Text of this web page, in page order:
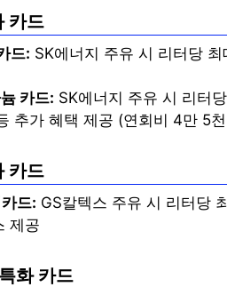
카드
드: SK에너지 주유 시 리터당
카드: SK에너지 주유 시 리터
추가 혜택 제공 (연회비 4만 5
카드
드: GS칼텍스 주유 시 리터당
제공
화 카드